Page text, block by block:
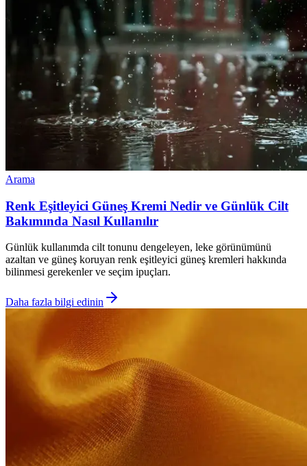
Arama
Renk Eşitleyici Güneş Kremi Nedir ve Günlük Cilt
Bakımında Nasıl Kullanılır
Günlük kullanımda cilt tonunu dengeleyen, leke görünümünü
azaltan ve güneş koruyan renk eşitleyici güneş kremleri hakkında
bilinmesi gerekenler ve seçim ipuçları.
Daha fazla bilgi edinin